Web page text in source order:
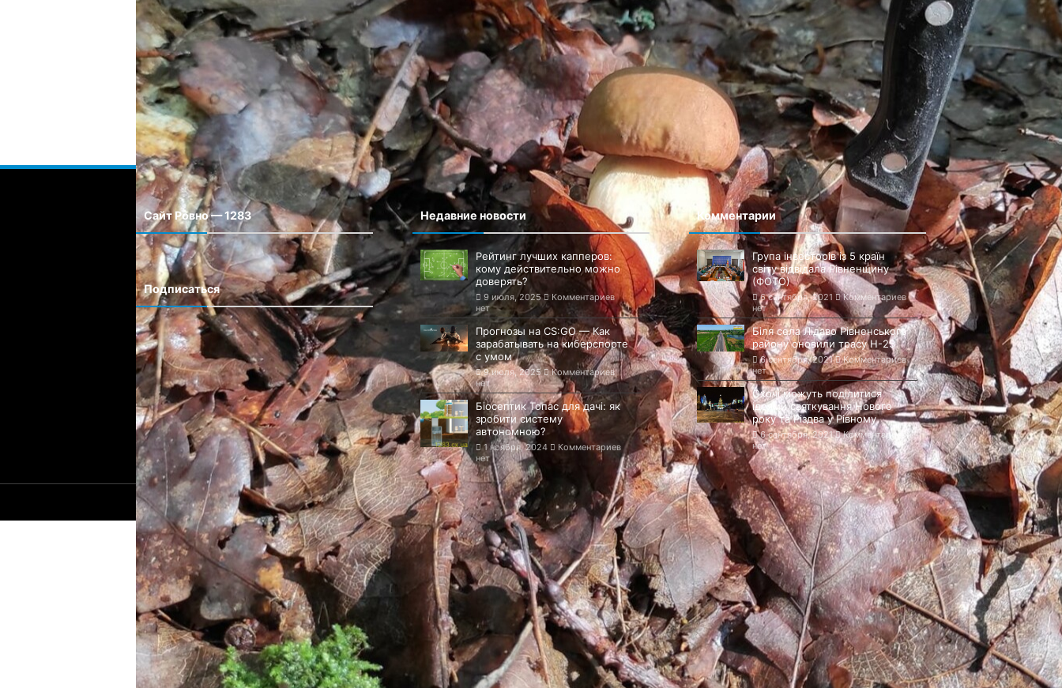
Имя* Email* Сайт
Сохранить моё имя, email и адрес сайта в этом браузере для последующих моих комментариев.
Сайт Ровно — 1283
Сайт города Ровно
Подписаться
Недавние новости
Рейтинг лучших капперов:
кому действительно можно
доверять?
9 июля, 2025
Комментариев
нет
Прогнозы на CS:GO — Как
зарабатывать на киберспорте
с умом
9 июля, 2025
Комментариев
нет
Біосептик Топас для дачі: як
зробити систему
автономною?
1 ноября, 2024
Комментариев
нет
Комментарии
Група інвесторів із 5 країн
світу відвідала Рівненщину
(ФОТО)
6 сентября, 2021
Комментариев
нет
Біля села Лідаво Рівненського
району оновили трасу Н-25
6 сентября, 2021
Комментариев
нет
Охочі можуть поділитися
ідеями святкування Нового
року та Різдва у Рівному
6 сентября, 2021
Комментариев
нет
© 2021-2025 Сайт Ровно - 1283